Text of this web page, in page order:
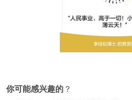
你可能感兴趣的 ？